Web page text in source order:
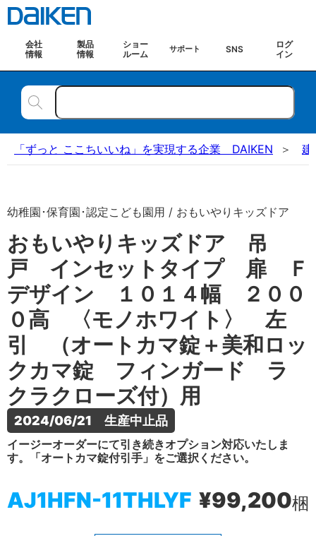
会社
情報
製品
情報
ショー
ルーム
サポート SNS
ログ
イン
「ずっと ここちいいね」を実現する企業 DAIKEN 建
幼稚園･保育園･認定こども園用 / おもいやりキッズドア
おもいやりキッズドア 吊
戸 インセットタイプ 扉 Ｆ
デザイン １０１４幅 ２００
０高 〈モノホワイト〉 左
引 （オートカマ錠＋美和ロッ
クカマ錠 フィンガード ラ
クラクローズ付）用
2024/06/21　生産中止品
イージーオーダーにて引き続きオプション対応いたしま
す。「オートカマ錠付引手」をご選択ください。
AJ1HFN-11THLYF ¥99,200梱